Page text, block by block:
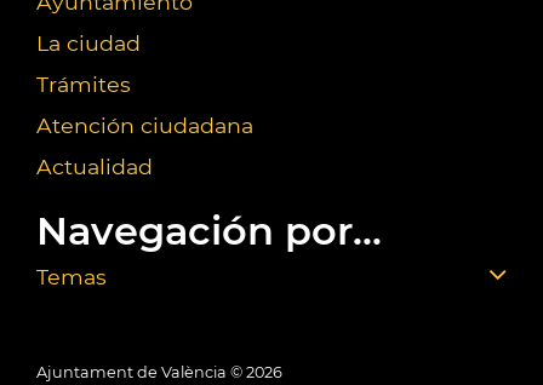
La ciudad
Trámites
Atención ciudadana
Actualidad
Navegación por...
Temas
Ajuntament de València © 2026